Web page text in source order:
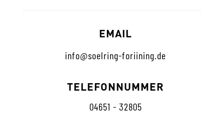
EMAIL
info@soelring-foriining.de
TELEFONNUMMER
04651 - 32805